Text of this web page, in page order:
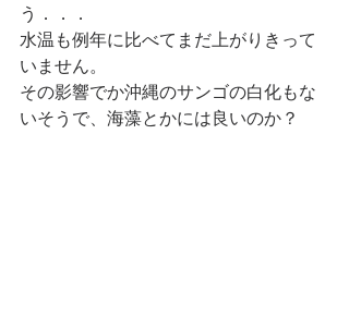
う．．．
水温も例年に比べてまだ上がりきって
いません。
その影響でか沖縄のサンゴの白化もな
いそうで、海藻とかには良いのか？